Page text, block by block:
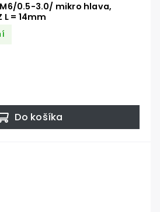
0.5-3.0/ mikro hlava,
= 14mm
Do košíka